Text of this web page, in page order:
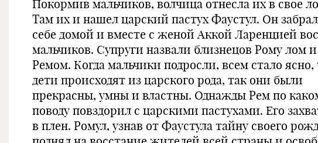
Покормив мальчиков, волчица отнесла их в свое
Там их и нашел царский пастух Фаустул. Он
себе домой и вместе с женой Аккой Ларенцией
мальчиков. Супруги назвали близнецов Рому лом и
Ремом. Когда мальчики подросли, всем стало ясно,
дети происходят из царского рода, так они были
прекрасны, умны и властны. Однажды Рем по
поводу повздорил с царскими пастухами. Его
в плен. Ромул, узнав от Фаустула тайну своего